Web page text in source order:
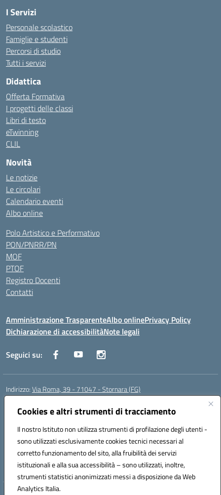
Cookies e altri strumenti di tracciamento
Il nostro Istituto non utilizza strumenti di profilazione degli utenti -
sono utilizzati esclusivamente cookies tecnici necessari al
corretto funzionamento del sito, alla fruibilità dei servizi
istituzionali e alla sua accessibilità – sono utilizzati, inoltre,
strumenti statistici anonimizzati messi a disposizione da Web
Analytics Italia.
I Servizi
Personale scolastico
Famiglie e studenti
Percorsi di studio
Tutti i servizi
Didattica
Offerta Formativa
I progetti delle classi
Libri di testo
eTwinning
CLIL
Novità
Le notizie
Le circolari
Calendario eventi
Albo online
Polo Artistico e Performativo
PON/PNRR/PN
MOF
PTOF
Registro Docenti
Contatti
Amministrazione TrasparenteAlbo onlinePrivacy Policy
Dichiarazione di accessibilitàNote legali
Seguici su:
Indirizzo:Via Roma, 39 - 71047 - Stornara (FG)
Centralino:
Posta elettronica certificata (PEC):FGIC83700P@pec.istruzione.it
Codice fiscale: 90015650717
Codice meccanografico:FGIC83700P
Codice Indice delle Pubbliche Amministrazioni (IPA): istsc_fgic83700p
Codice unico di fatturazione (CUF): UFUOPR